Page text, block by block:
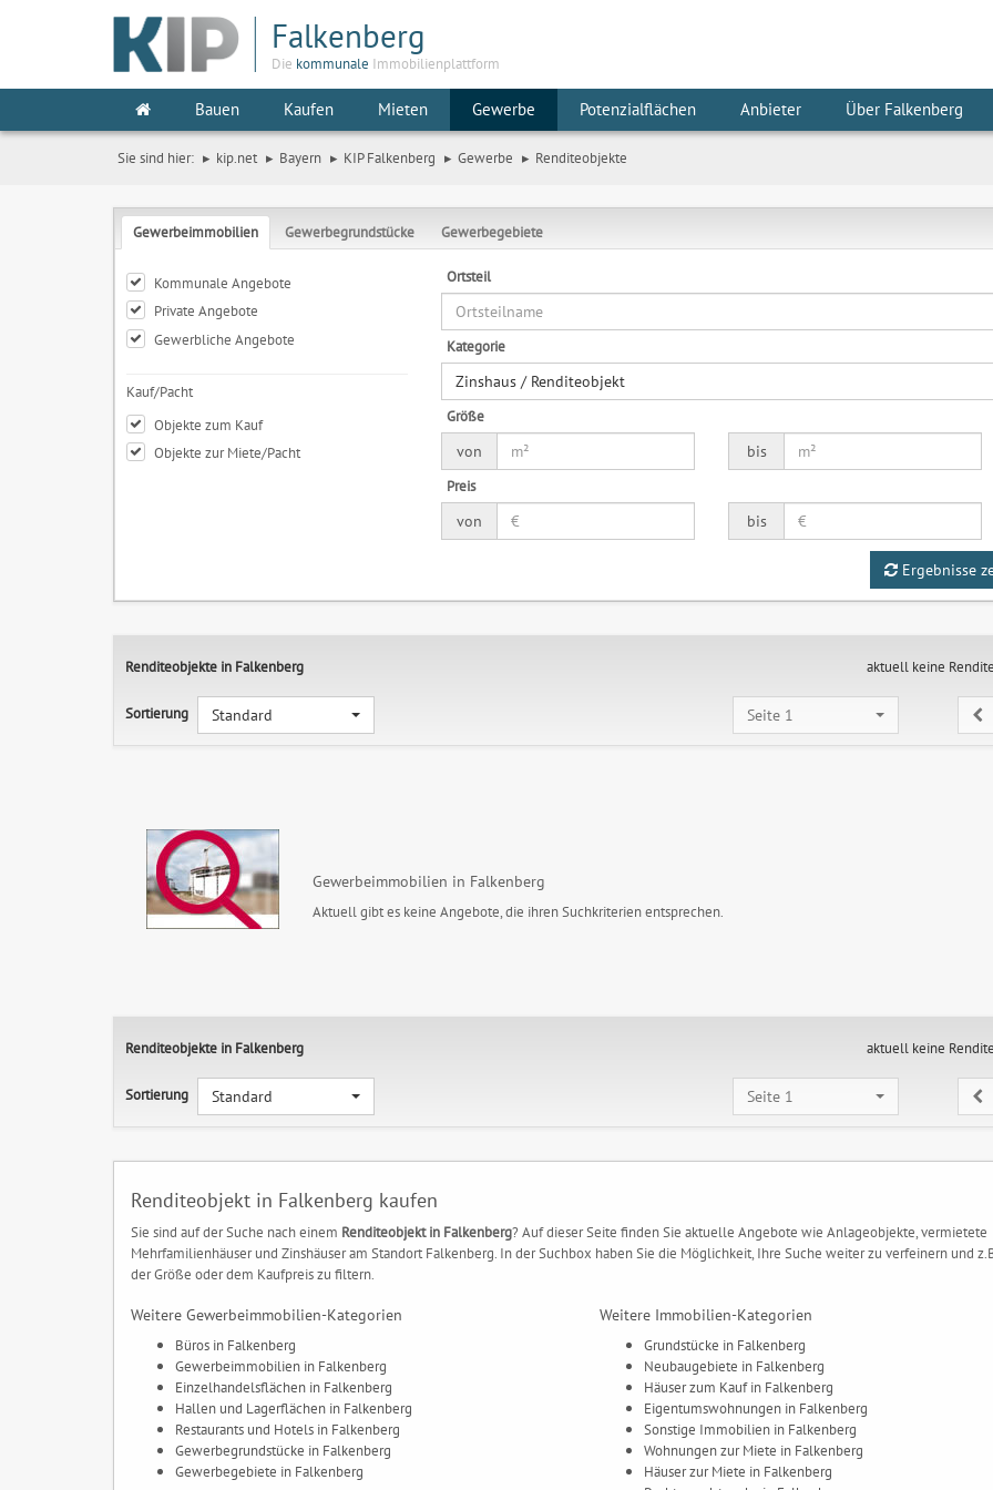
Falkenberg
Die kommunale Immobilienplattform
Bauen Kaufen Mieten Gewerbe Potenzialflächen Anbieter Über Falkenberg
Sie sind hier: kip.net Bayern KIP Falkenberg Gewerbe Renditeobjekte
Gewerbeimmobilien Gewerbegrundstücke Gewerbegebiete
Kommunale Angebote
Private Angebote
Gewerbliche Angebote
Kauf/Pacht
Objekte zum Kauf
Objekte zur Miete/Pacht
Ortsteil
Kategorie
Zinshaus / Renditeobjekt
Größe
von
bis
Preis
von
bis
Ergebnisse
Renditeobjekte in Falkenberg
Sortierung Standard
aktuell keine
Seite 1
Gewerbeimmobilien in Falkenberg
Aktuell gibt es keine Angebote, die ihren Suchkriterien entsprechen.
Renditeobjekte in Falkenberg
Sortierung Standard
aktuell keine
Seite 1
Renditeobjekt in Falkenberg kaufen
Sie sind auf der Suche nach einem Renditeobjekt in Falkenberg? Auf dieser Seite finden Sie aktuelle Angebote wie Anlageobjekte, vermietete
Mehrfamilienhäuser und Zinshäuser am Standort Falkenberg. In der Suchbox haben Sie die Möglichkeit, Ihre Suche weiter zu verfeinern und
der Größe oder dem Kaufpreis zu filtern.
Weitere Gewerbeimmobilien-Kategorien
Büros in Falkenberg
Gewerbeimmobilien in Falkenberg
Einzelhandelsflächen in Falkenberg
Hallen und Lagerflächen in Falkenberg
Restaurants und Hotels in Falkenberg
Gewerbegrundstücke in Falkenberg
Gewerbegebiete in Falkenberg
Weitere Immobilien-Kategorien
Grundstücke in Falkenberg
Neubaugebiete in Falkenberg
Häuser zum Kauf in Falkenberg
Eigentumswohnungen in Falkenberg
Sonstige Immobilien in Falkenberg
Wohnungen zur Miete in Falkenberg
Häuser zur Miete in Falkenberg